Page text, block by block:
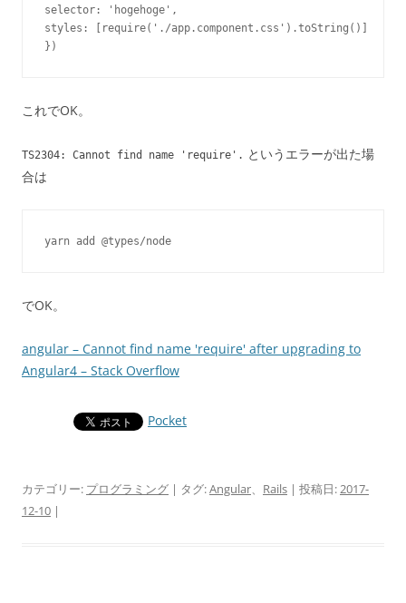
selector:
'hogehoge' ,
styles:
require( './app.component.css' ) .toString ()
} )
これでOK。
TS2304: Cannot find name 'require'. というエラーが出た場
合は
yarn add @types/node
でOK。
angular – Cannot find name 'require' after upgrading to
Angular4 – Stack Overflow
Pocket
カテゴリー: プログラミング | タグ:Angular、 Rails | 投稿日:2017-
12-10 |